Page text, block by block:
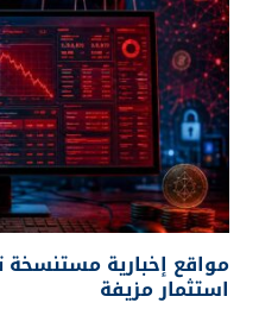
مواقع إخبارية
استثمار مزيفة